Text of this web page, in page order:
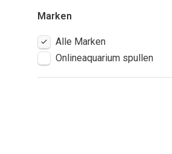
Marken
Alle Marken
Onlineaquarium spullen